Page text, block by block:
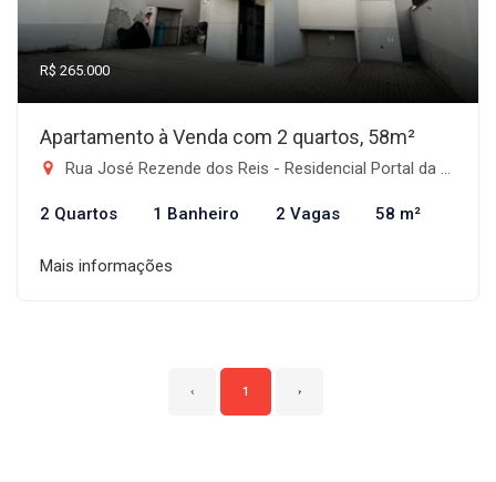
R$ 265.000
Apartamento à Venda com 2 quartos, 58m²
Rua José Rezende dos Reis - Residencial Portal da Mantiqueira, Taubaté-SP
2 Quartos 1 Banheiro 2 Vagas 58 m²
Mais informações
‹ 1 ›